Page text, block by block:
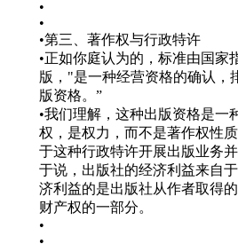
•
•
•第三、著作权与行政特许
•正如你庭认为的，标准由国家
版，"是一种经营资格的确认，
版资格。”
•我们理解，这种出版资格是一
权，是权力，而不是著作权性
于这种行政特许开展出版业务
于说，出版社的经济利益来自
济利益的是出版社从作者取得
财产权的一部分。
•
•